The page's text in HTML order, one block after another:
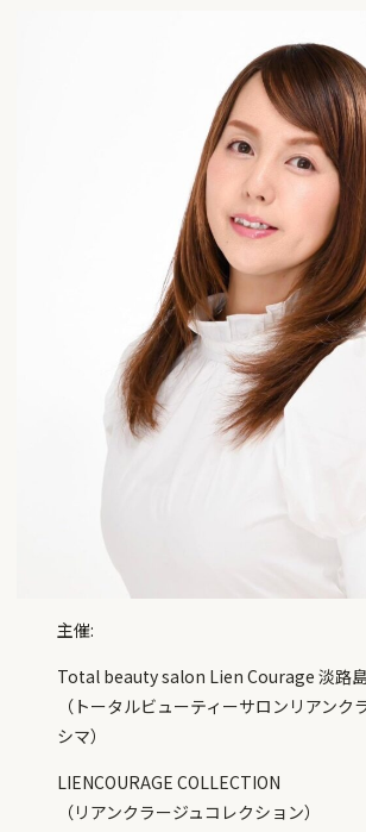
主催:
Total beauty salon Lien Courage 淡路
（トータルビューティーサロンリアンク
シマ）
LIENCOURAGE COLLECTION
（リアンクラージュコレクション）